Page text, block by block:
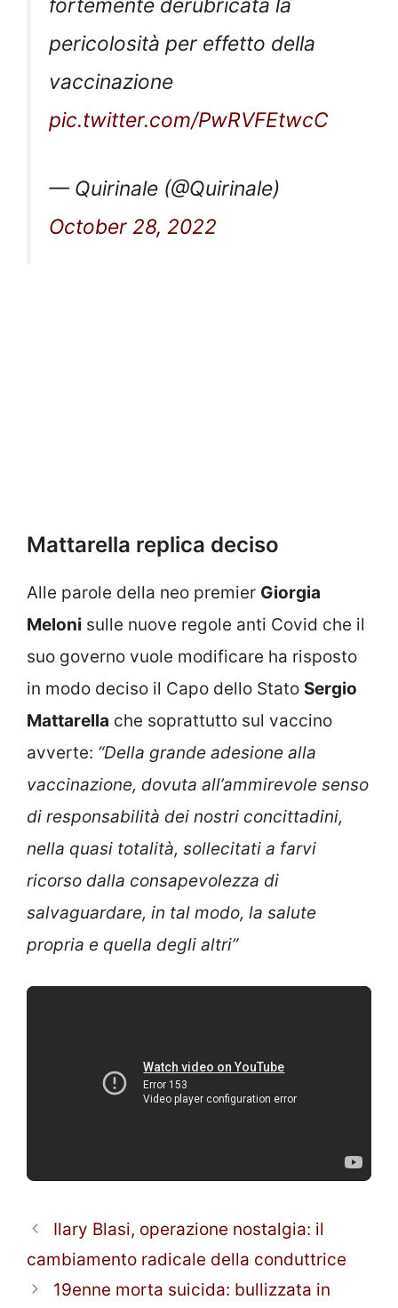
pericolosità per effetto della
vaccinazione
pic.twitter.com/PwRVFEtwcC
— Quirinale (@Quirinale)
October 28, 2022
Mattarella replica deciso
Alle parole della neo premier Giorgia
Meloni sulle nuove regole anti Covid che il
suo governo vuole modificare ha risposto
in modo deciso il Capo dello Stato Sergio
Mattarella che soprattutto sul vaccino
avverte: “Della grande adesione alla
vaccinazione, dovuta all’ammirevole senso
di responsabilità dei nostri concittadini,
nella quasi totalità, sollecitati a farvi
ricorso dalla consapevolezza di
salvaguardare, in tal modo, la salute
propria e quella degli altri”
Ilary Blasi, operazione nostalgia: il
cambiamento radicale della conduttrice
19enne morta suicida: bullizzata in